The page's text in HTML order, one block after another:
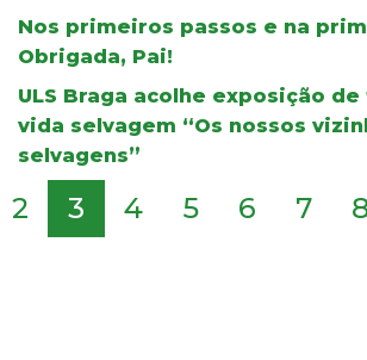
Nos primeiros passos e na
Obrigada, Pai!
ULS Braga acolhe exposição
vida selvagem “Os nossos
selvagens”
2 3 4 5 6 7